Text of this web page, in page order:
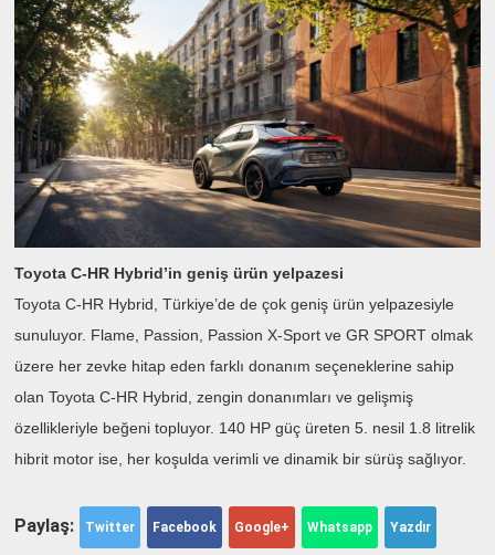
Toyota C-HR Hybrid’in geniş ürün yelpazesi
Toyota C-HR Hybrid, Türkiye’de de çok geniş ürün yelpazesiyle
sunuluyor. Flame, Passion, Passion X-Sport ve GR SPORT olmak
üzere her zevke hitap eden farklı donanım seçeneklerine sahip
olan Toyota C-HR Hybrid, zengin donanımları ve gelişmiş
özellikleriyle beğeni topluyor. 140 HP güç üreten 5. nesil 1.8 litrelik
hibrit motor ise, her koşulda verimli ve dinamik bir sürüş sağlıyor.
Paylaş: Twitter Facebook Google+ Whatsapp Yazdır